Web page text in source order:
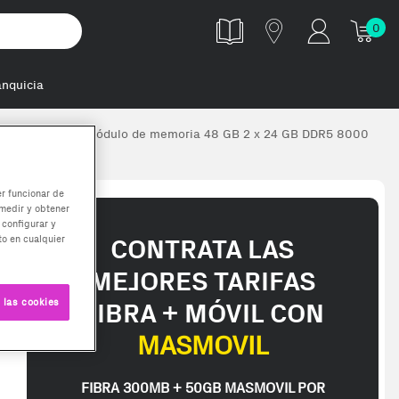
0
módulo de memoria 48 GB 2 x 24 GB DDR5 8000
CONTRATA LAS
MEJORES TARIFAS
FIBRA + MÓVIL CON
MASMOVIL
FIBRA 300MB + 50GB MASMOVIL POR
funcionar de
y obtener
y
en cualquier
cookies